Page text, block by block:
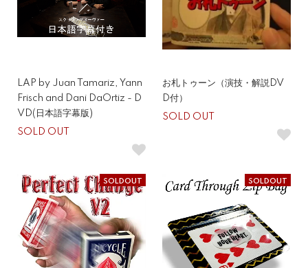
LAP by Juan Tamariz, Yann
Frisch and Dani DaOrtiz - D
VD(日本語字幕版)
SOLD OUT
お札トゥーン（演技・解説DV
D付）
SOLD OUT
SOLDOUT SOLDOUT